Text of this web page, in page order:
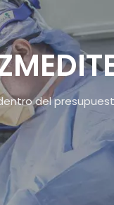
del